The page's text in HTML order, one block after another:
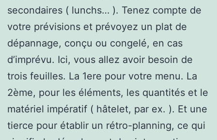
secondaires ( lunchs… ). Tenez compte de
votre prévisions et prévoyez un plat de
dépannage, conçu ou congelé, en cas
d’imprévu. Ici, vous allez avoir besoin de
trois feuilles. La 1ere pour votre menu. La
2ème, pour les éléments, les quantités et le
matériel impératif ( hâtelet, par ex. ). Et une
tierce pour établir un rétro-planning, ce qui